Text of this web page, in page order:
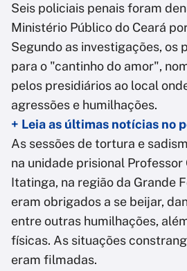
Seis policiais penais foram
Ministério Público do Ceará
Segundo as investigações, os
para o "cantinho do amor",
pelos presidiários ao local
agressões e humilhações.
+ Leia as últimas notícias no
As sessões de tortura e
na unidade prisional Professor
Itatinga, na região da Grande
eram obrigados a se beijar,
entre outras humilhações,
físicas. As situações
eram filmadas.